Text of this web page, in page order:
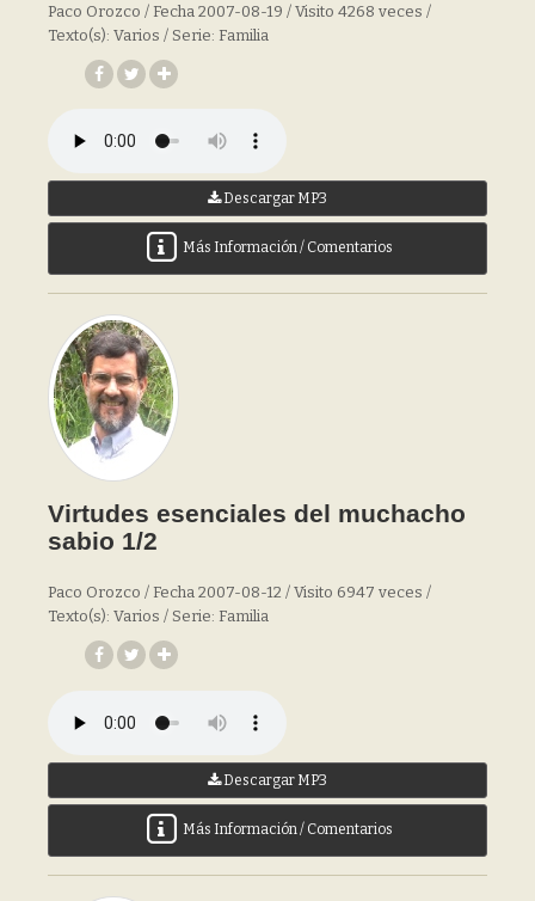
Paco Orozco / Fecha 2007-08-19 / Visito 4268 veces /
Texto(s): Varios / Serie: Familia
Descargar MP3
Más Información / Comentarios
Virtudes esenciales del muchacho
sabio 1/2
Paco Orozco / Fecha 2007-08-12 / Visito 6947 veces /
Texto(s): Varios / Serie: Familia
Descargar MP3
Más Información / Comentarios